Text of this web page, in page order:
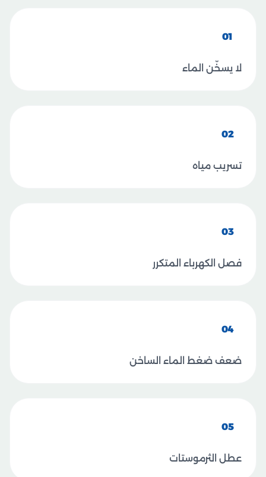
01
لا يسخّن الماء
02
تسريب مياه
03
فصل الكهرباء المتكرر
04
ضعف ضغط الماء الساخن
05
عطل الثرموستات